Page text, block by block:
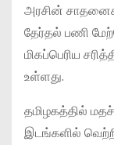
அரசின்
தேர்தல் பணி
மிகப்பெரிய
உள்ளது.
தமிழகத்தில்
இடங்களில்